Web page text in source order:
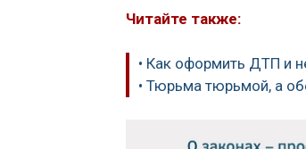
Читайте также:
• Как оформить ДТП и
• Тюрьма тюрьмой, а